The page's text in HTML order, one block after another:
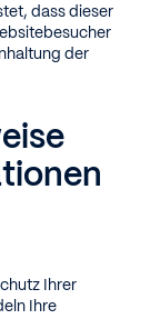
dass dieser
der
Ihrer
Ihre